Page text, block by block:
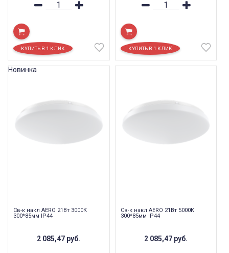
Cв-к накл AERO 21Вт 3000К
300*85мм IP44
2 085,47 руб.
Новинка
Cв-к накл AERO 21Вт 5000К
300*85мм IP44
2 085,47 руб.